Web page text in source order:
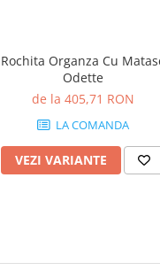
Rochita Organza Cu
Odette
de la 405,71 RON
LA COMANDA
VEZI VARIANTE